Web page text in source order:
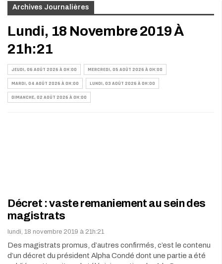
Archives Journalières
Lundi, 18 Novembre 2019 À
21h:21
JEUDI, 06 AOÛT 2026 À 0H:00 MERCREDI, 05 AOÛT 2026 À 0H:00
MARDI, 04 AOÛT 2026 À 0H:00 LUNDI, 03 AOÛT 2026 À 0H:00
DIMANCHE, 02 AOÛT 2026 À 0H:00
Décret : vaste remaniement au sein des
magistrats
lundi, 18 novembre 2019 à 21h:21
Des magistrats promus, d’autres confirmés, c’est le contenu
d’un décret du président Alpha Condé dont une partie a été